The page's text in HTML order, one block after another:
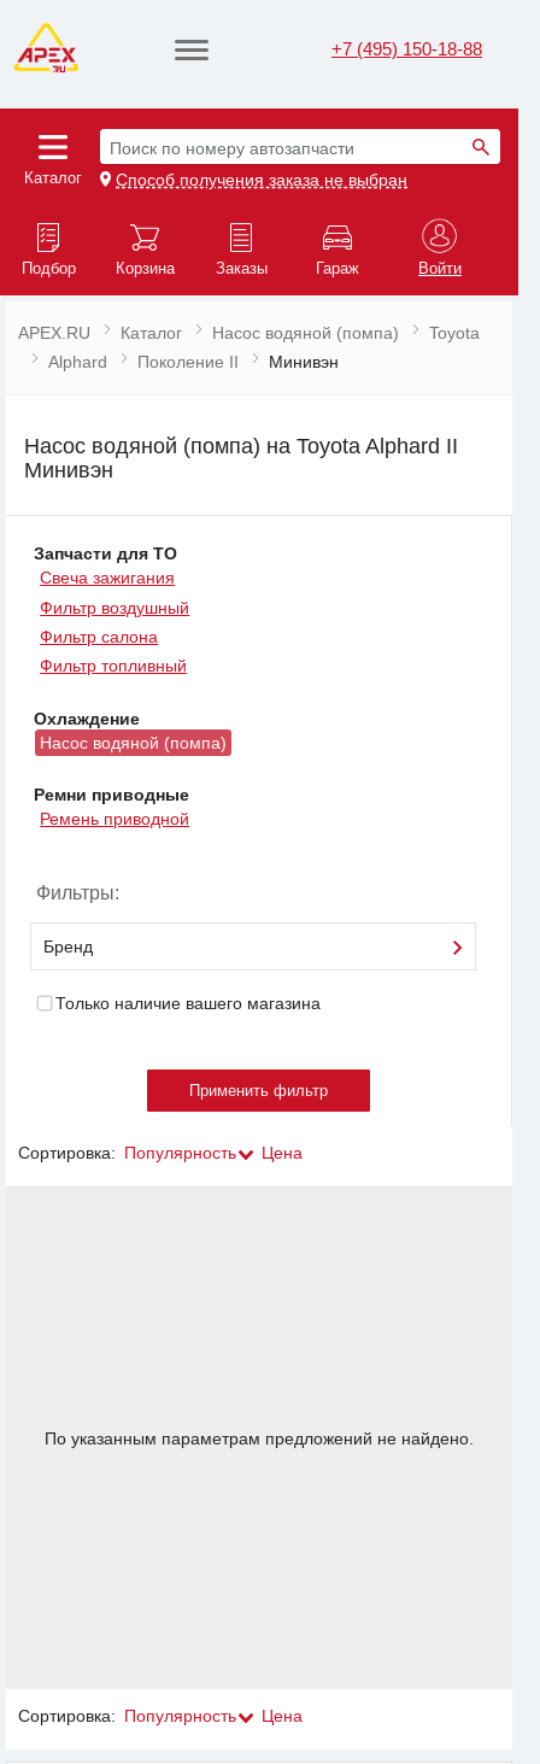
+7 (495) 150-18-88
Каталог
Поиск по номеру автозапчасти
Способ получения заказа не выбран
Подбор Корзина Заказы Гараж Войти
APEX.RU Каталог Насос водяной (помпа)
Toyota
Alphard
Поколение II Минивэн
Насос водяной (помпа) на Toyota Alphard II
Минивэн
Запчасти для ТО
Свеча зажигания
Фильтр воздушный
Фильтр салона
Фильтр топливный
Охлаждение
Насос водяной (помпа)
Ремни приводные
Ремень приводной
Фильтры:
Бренд
Только наличие вашего магазина
Сортировка: Популярность Цена
По указанным параметрам предложений не найдено.
Сортировка: Популярность Цена